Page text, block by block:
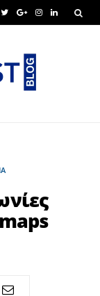
T
i
G
o
g
I
m
L